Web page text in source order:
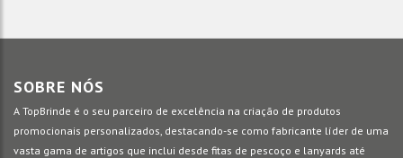
SOBRE NÓS
A TopBrinde é o seu parceiro de excelência na criação de produtos
promocionais personalizados, destacando-se como fabricante líder de uma
vasta gama de artigos que inclui desde fitas de pescoço e lanyards até